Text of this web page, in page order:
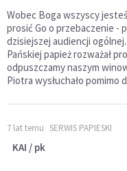
Wobec Boga wszyscy
prosić Go o przebaczenie -
dzisiejszej audiencji
Pańskiej papież rozważał
odpuszczamy naszym
Piotra wysłuchało pomimo
7 lat temu SERWIS PAPIESKI
KAI / pk